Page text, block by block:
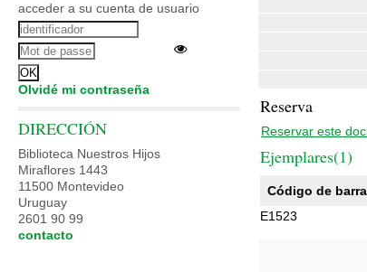
Reserva
Reservar este
Ejemplares(1)
Código de
E1523
acceder a su cuenta de usuario
Olvidé mi contraseña
DIRECCIÓN
Biblioteca Nuestros Hijos
Miraflores 1443
11500 Montevideo
Uruguay
2601 90 99
contacto